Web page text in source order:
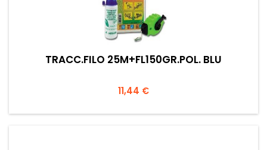
TRACC.FILO 25M+FL150GR.POL. BLU
Prezzo
11,44 €